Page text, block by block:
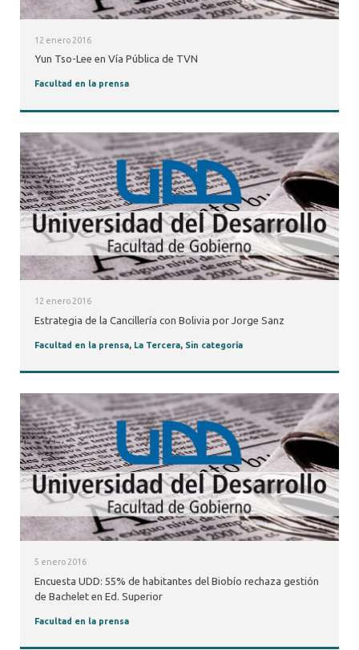
12 enero 2016
Yun Tso-Lee en Vía Pública de TVN
Facultad en la prensa
12 enero 2016
Estrategia de la Cancillería con Bolivia por Jorge Sanz
Facultad en la prensa, La Tercera, Sin categoría
5 enero 2016
Encuesta UDD: 55% de habitantes del Biobío rechaza gestión
de Bachelet en Ed. Superior
Facultad en la prensa